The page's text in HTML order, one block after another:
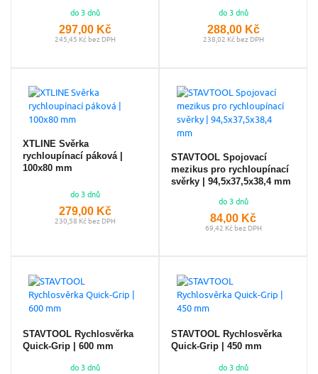
do 3 dnů
297,00 Kč
245,45 Kč bez DPH
do 3 dnů
288,00 Kč
238,02 Kč bez DPH
XTLINE Svěrka
rychloupínací páková |
100x80 mm
do 3 dnů
279,00 Kč
230,58 Kč bez DPH
STAVTOOL Spojovací
mezikus pro rychloupínací
svěrky | 94,5x37,5x38,4 mm
do 3 dnů
84,00 Kč
69,42 Kč bez DPH
STAVTOOL Rychlosvěrka
Quick-Grip | 600 mm
do 3 dnů
STAVTOOL Rychlosvěrka
Quick-Grip | 450 mm
do 3 dnů